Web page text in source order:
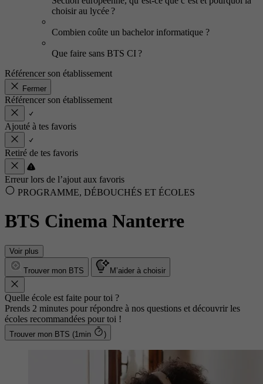
choisir au lycée ?
Combien coûte un bachelor informatique ?
Que faire sans BTS CI ?
Référencer son établissement
Fermer
Référencer son établissement
Ajouté à tes favoris
Retiré de tes favoris
Erreur lors de l’ajout aux favoris
PROGRAMME, DÉBOUCHÉS ET ÉCOLES
BTS Cinema Nanterre
Voir plus
Trouver mon BTS M’aider à choisir
Quelle école est faite pour toi ?
Prends 2 minutes pour répondre à nos questions et découvrir les
écoles recommandées pour toi !
Trouver mon BTS (1min )